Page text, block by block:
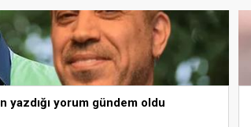
yazdığı yorum gündem oldu